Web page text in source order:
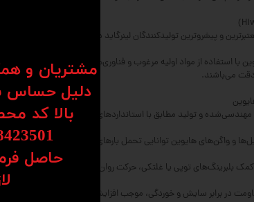
و پیشروترین تولیدکنندگان لینرگاید در جهان به شمار می‌رود.
با استفاده از مواد اولیه مرغوب و فناوری‌های پیشرفته تولید
می‌باشند.
و تولید مطابق با استانداردهای بین‌المللی، دقت حرکتی
و واگن‌های هایوین توانایی تحمل بارهای سنگین و ضربه‌های مکانیکی
بلبرینگ‌های توپی یا غلتکی، حرکت روان و با حداقل اصطکاک ایجاد
در برابر سایش و خوردگی، موجب افزایش عمر مفید قطعات می‌شود.
​​مشتریان و
دلیل حساس
بالا کد
02128423501 و
حاصل